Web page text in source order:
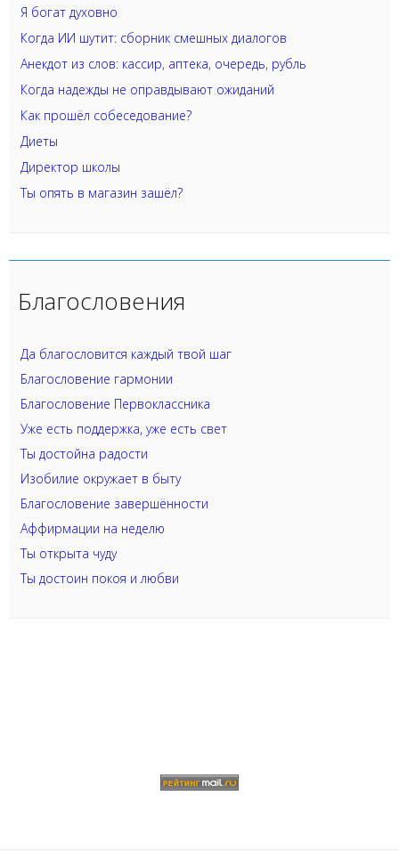
Я богат духовно
Когда ИИ шутит: сборник смешных диалогов
Анекдот из слов: кассир, аптека, очередь, рубль
Когда надежды не оправдывают ожиданий
Как прошёл собеседование?
Диеты
Директор школы
Ты опять в магазин зашёл?
Благословения
Да благословится каждый твой шаг
Благословение гармонии
Благословение Первоклассника
Уже есть поддержка, уже есть свет
Ты достойна радости
Изобилие окружает в быту
Благословение завершённости
Аффирмации на неделю
Ты открыта чуду
Ты достоин покоя и любви